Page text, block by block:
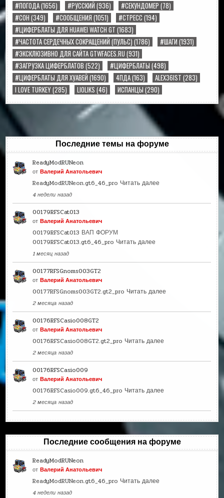
#ПОГОДА(1656) #РУССКИЙ (936) #СЕКУНДОМЕР (78)
#СОН (349) #СООБЩЕНИЯ (1051) #СТРЕСС (194)
#ЦИФЕРБЛАТЫ ДЛЯ HUAWEI WATCH GT (1683)
#ЧАСТОТА СЕРДЕЧНЫХ СОКРАЩЕНИЙ (ПУЛЬС) (1786) #ШАГИ (1931)
#ЭКСКЛЮЗИВНО ДЛЯ САЙТА GTWFACES.RU (931)
#ЗАГРУЗКА ЦИФЕРБЛАТОВ (522) #ЦИФЕРБЛАТЫ (498)
#ЦИФЕРБЛАТЫ ДЛЯ ХУАВЕЙ (1690) 4ПДА(163) ALEX36IST (283)
I LOVE TURKEY(285) LIOLIKS (46) ИСПАНЦЫ (290)
Последние темы на форуме
ReadyModRUNeon
отВалерий Анатольевич
ReadyModRUNeon.gt6_46_pro Читать далее
4 недели назад
00179RFSCat013
отВалерий Анатольевич
00179RFSCat013 ВАП ФОРУМ
00179RFSCat013.gt6_46_pro Читать далее
1 месяц назад
00177RFSGnoms003GT2
отВалерий Анатольевич
00177RFSGnoms003GT2.gt2_pro Читать далее
2 месяца назад
00176RFSCasio008GT2
отВалерий Анатольевич
00176RFSCasio008GT2.gt2_pro Читать далее
2 месяца назад
00176RFSCasio009
отВалерий Анатольевич
00176RFSCasio009.gt6_46_pro Читать далее
2 месяца назад
Последние сообщения на форуме
ReadyModRUNeon
отВалерий Анатольевич
ReadyModRUNeon.gt6_46_pro Читать далее
4 недели назад